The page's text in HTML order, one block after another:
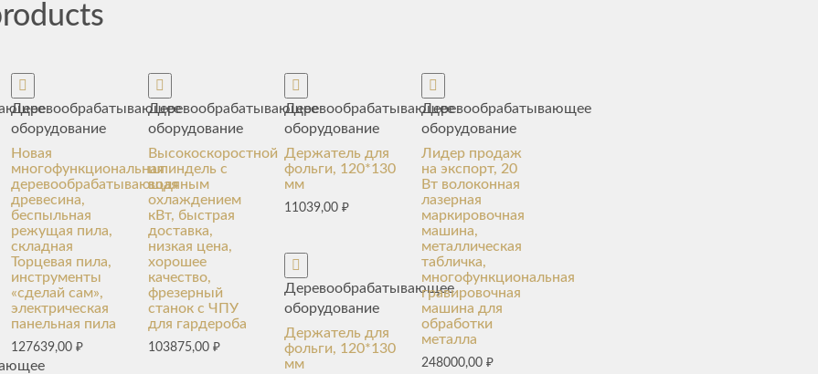
Деревообрабатывающее
оборудование
Новая
многофункциональная
деревообрабатывающая
древесина,
беспыльная
режущая пила,
складная
Торцевая пила,
инструменты
«сделай сам»,
электрическая
панельная пила
127639,00₽
Деревообрабатывающее
оборудование
Высокоскоростной
шпиндель с
водяным
охлаждением
кВт, быстрая
доставка,
низкая цена,
хорошее
качество,
фрезерный
станок с ЧПУ
для гардероба
103875,00 ₽
Деревообрабатывающее
оборудование
Держатель для
фольги, 120*130
мм
11039,00₽
Деревообрабатывающее
оборудование
Держатель для
фольги, 120*130
мм
Деревообрабатывающее
оборудование
Лидер продаж
на экспорт, 20
Вт волоконная
лазерная
маркировочная
машина,
металлическая
табличка,
многофункциональная
гравировочная
машина для
обработки
металла
248000,00 ₽